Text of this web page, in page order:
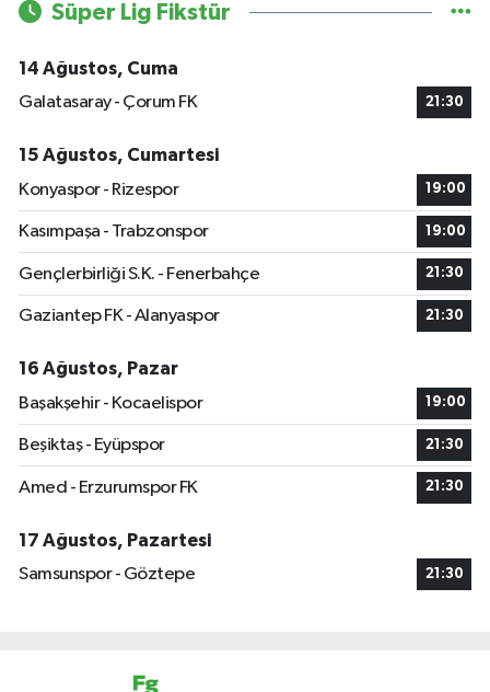
Süper Lig Fikstür
14 Ağustos, Cuma
Galatasaray - Çorum FK
21:30
15 Ağustos, Cumartesi
Konyaspor - Rizespor
19:00
Kasımpaşa - Trabzonspor 19:00
Gençlerbirliği S.K. - Fenerbahçe 21:30
Gaziantep FK - Alanyaspor 21:30
16 Ağustos, Pazar
Başakşehir - Kocaelispor
19:00
Beşiktaş - Eyüpspor 21:30
Amed - Erzurumspor FK 21:30
17 Ağustos, Pazartesi
Samsunspor - Göztepe
21:30